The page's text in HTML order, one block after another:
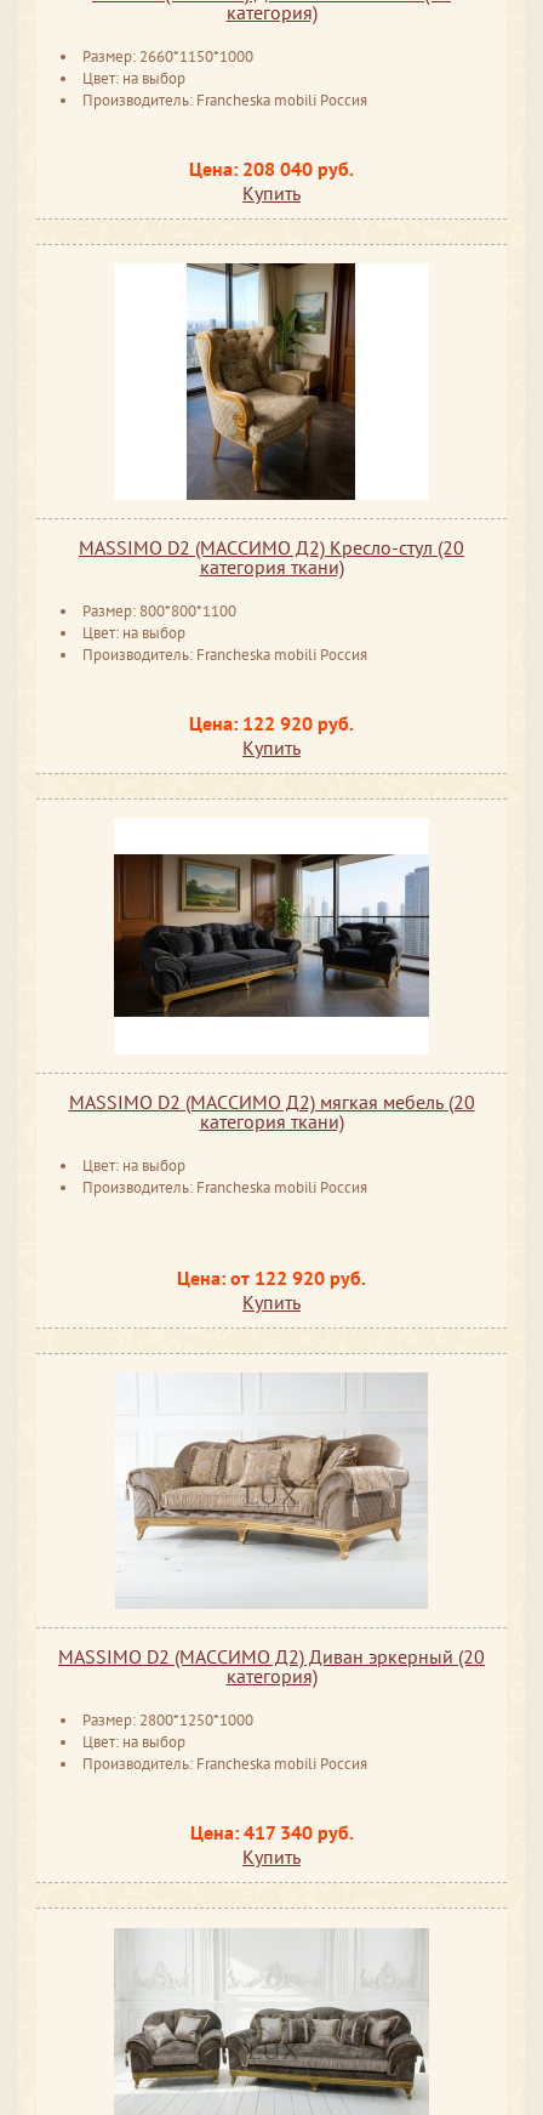
категория)
Размер: 2660*1150*1000
Цвет: на выбор
Производитель: Francheska mobili Россия
Цена: 208 040 руб.
Купить
MASSIMO D2 (МАССИМО Д2) Кресло-стул (20
категория ткани)
Размер: 800*800*1100
Цвет: на выбор
Производитель: Francheska mobili Россия
Цена: 122 920 руб.
Купить
MASSIMO D2 (МАССИМО Д2) мягкая мебель (20
категория ткани)
Цвет: на выбор
Производитель: Francheska mobili Россия
Цена: от 122 920 руб.
Купить
MASSIMO D2 (МАССИМО Д2) Диван эркерный (20
категория)
Размер: 2800*1250*1000
Цвет: на выбор
Производитель: Francheska mobili Россия
Цена: 417 340 руб.
Купить